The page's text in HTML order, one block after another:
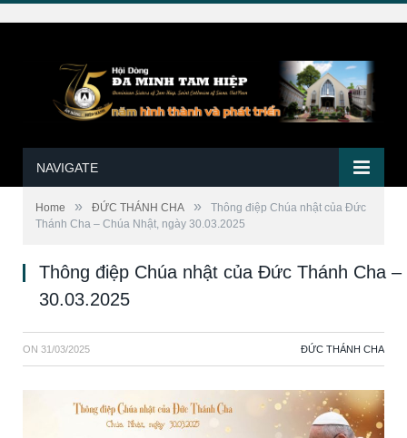
NAVIGATE
Home » ĐỨC THÁNH CHA »
Thông điệp Chúa nhật của Đức
Thánh Cha – Chúa Nhật, ngày 30.03.2025
Thông điệp Chúa nhật của Đức Thánh Cha
30.03.2025
ON 31/03/2025 ĐỨC THÁNH CHA